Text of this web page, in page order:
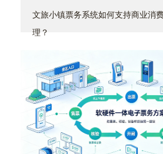
文旅小镇票务系统如何支持商业消
理？